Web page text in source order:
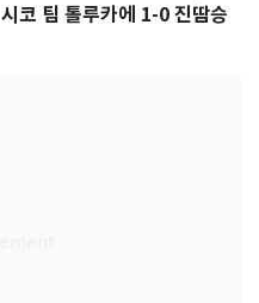
시코 팀 톨루카에 1-0 진땀승